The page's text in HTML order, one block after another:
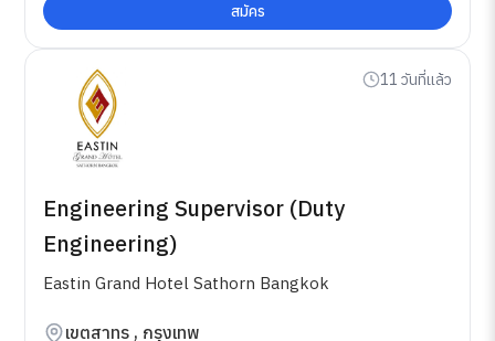
สมัคร
11 วันที่แล้ว
Engineering Supervisor (Duty
Engineering)
Eastin Grand Hotel Sathorn Bangkok
เขตสาทร , กรุงเทพ